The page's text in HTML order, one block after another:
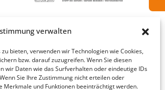
verwalten
bieten, verwenden wir Technologien wie Cookies,
bzw. darauf zuzugreifen. Wenn Sie diesen
wir Daten wie das Surfverhalten oder eindeutige IDs
Sie Ihre Zustimmung nicht erteilen oder
Merkmale und Funktionen beeinträchtigt werden.